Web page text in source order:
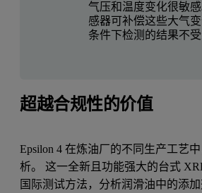
气压和温度变化很敏
感器可补偿这些大气
条件下检测的结果不受
超越合规性的价值
Epsilon 4 在炼油厂的不同生产工艺
析。 这一全新且功能强大的台式
国际测试方法，分析润滑油中的添加